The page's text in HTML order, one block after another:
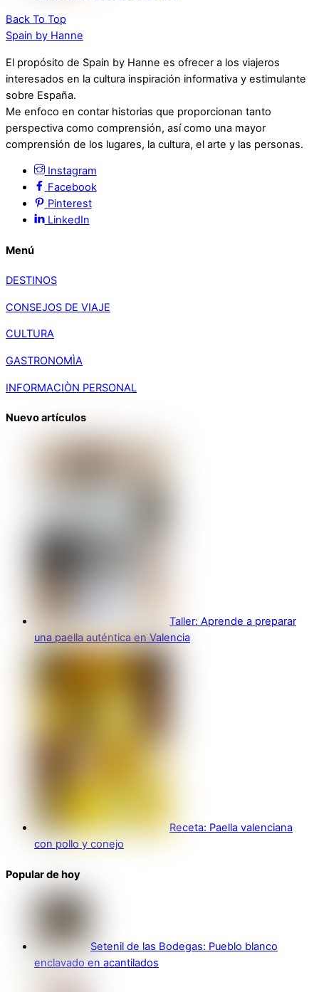
Back To Top
Spain by Hanne
El propósito de Spain by Hanne es ofrecer a los viajeros
interesados en la cultura inspiración informativa y estimulante
sobre España.
Me enfoco en contar historias que proporcionan tanto
perspectiva como comprensión, así como una mayor
comprensión de los lugares, la cultura, el arte y las personas.
Instagram
Facebook
Pinterest
LinkedIn
Menú
DESTINOS
CONSEJOS DE VIAJE
CULTURA
GASTRONOMÌA
INFORMACIÒN PERSONAL
Nuevo artículos
Taller: Aprende a preparar
una paella auténtica en Valencia
Receta: Paella valenciana
con pollo y conejo
Popular de hoy
Setenil de las Bodegas: Pueblo blanco
enclavado en acantilados